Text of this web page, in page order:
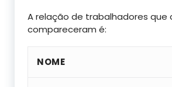
A relação de trabalhadores que
compareceram é:
NOME